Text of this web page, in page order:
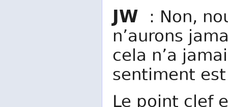
JW : Non,
n’aurons
cela n’a
sentiment